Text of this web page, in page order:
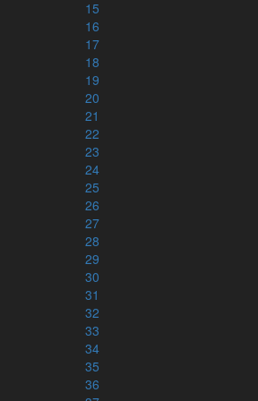
15
16
17
18
19
20
21
22
23
24
25
26
27
28
29
30
31
32
33
34
35
36
Lista på alla platser
Persongalleri
Lista på personer
Tidslinje
Familjeträd
Grundtexten
Interlinjär version
Grekiskt/Svenskt lexikon
Arameiskt/svenskt lexikon
Hebreiskt/svenskt lexikon
Kategorier
Hebreiska alfabetet